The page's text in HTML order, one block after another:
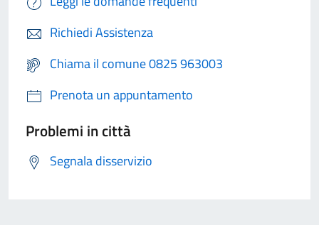
Richiedi Assistenza
Chiama il comune 0825 963003
Prenota un appuntamento
Problemi in città
Segnala disservizio